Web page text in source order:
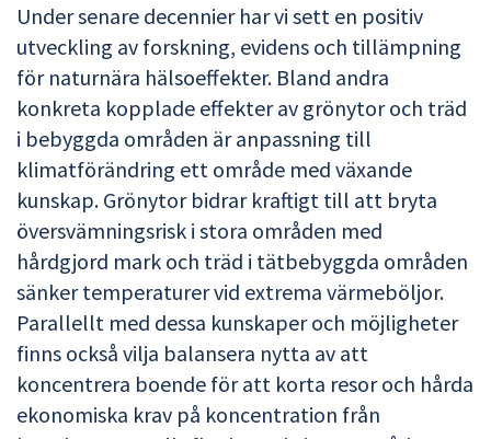
Under senare decennier har vi sett en positiv
utveckling av forskning, evidens och tillämpning
för naturnära hälsoeffekter. Bland andra
konkreta kopplade effekter av grönytor och träd
i bebyggda områden är anpassning till
klimatförändring ett område med växande
kunskap. Grönytor bidrar kraftigt till att bryta
översvämningsrisk i stora områden med
hårdgjord mark och träd i tätbebyggda områden
sänker temperaturer vid extrema värmeböljor.
Parallellt med dessa kunskaper och möjligheter
finns också vilja balansera nytta av att
koncentrera boende för att korta resor och hårda
ekonomiska krav på koncentration från